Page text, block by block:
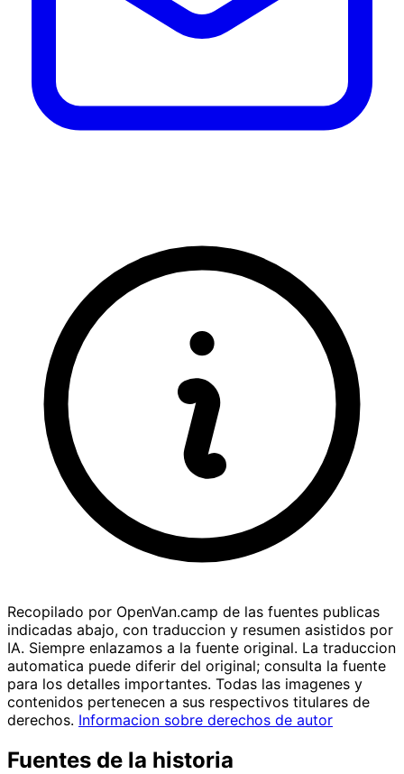
Recopilado por OpenVan.camp de las fuentes publicas
indicadas abajo, con traduccion y resumen asistidos por
IA. Siempre enlazamos a la fuente original. La traduccion
automatica puede diferir del original; consulta la fuente
para los detalles importantes. Todas las imagenes y
contenidos pertenecen a sus respectivos titulares de
derechos. Informacion sobre derechos de autor
Fuentes de la historia